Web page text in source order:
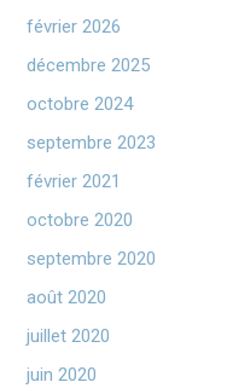
février 2026
décembre 2025
octobre 2024
septembre 2023
février 2021
octobre 2020
septembre 2020
août 2020
juillet 2020
juin 2020